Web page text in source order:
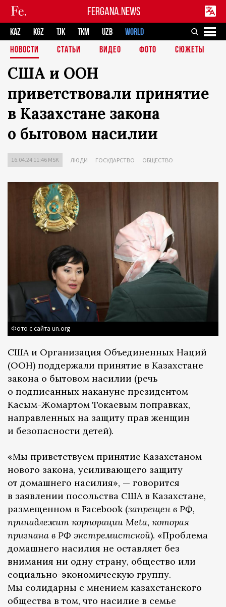
FERGANA.NEWS
KAZ KGZ TJK TKM UZB
WORLD
НОВОСТИ
СТАТЬИ ВИДЕО ФОТО СЮЖЕТЫ
США и ООН
приветствовали принятие
в Казахстане закона
о бытовом насилии
16.04.24 11:46 MSK ЛЮДИ ГОСУДАРСТВО ОБЩЕСТВО
Фото с сайта un.org
США и Организация Объединенных Наций
(ООН) поддержали принятие в Казахстане
закона о бытовом насилии (речь
о подписанных накануне президентом
Касым-Жомартом Токаевым поправках,
направленных на защиту прав женщин
и безопасности детей).
«Мы приветствуем принятие Казахстаном
нового закона, усиливающего защиту
от домашнего насилия», — говорится
в заявлении посольства США в Казахстане,
размещенном в Facebook (запрещен в РФ,
принадлежит корпорации Meta, которая
признана в РФ экстремистской). «Проблема
домашнего насилия не оставляет без
внимания ни одну страну, общество или
социально-экономическую группу.
Мы солидарны с мнением казахстанского
общества в том, что насилие в семье